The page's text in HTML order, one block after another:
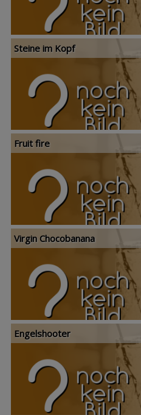
Steine im Kopf
Fruit fire
Virgin Chocobanana
Engelshooter